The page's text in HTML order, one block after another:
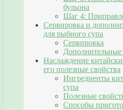
бульона
Шаг 4:
Сервировка и
для рыбного супа
Сервировка
Наслаждение
его полезные свойства
Ингредиенты
супа
Полезные
Способы